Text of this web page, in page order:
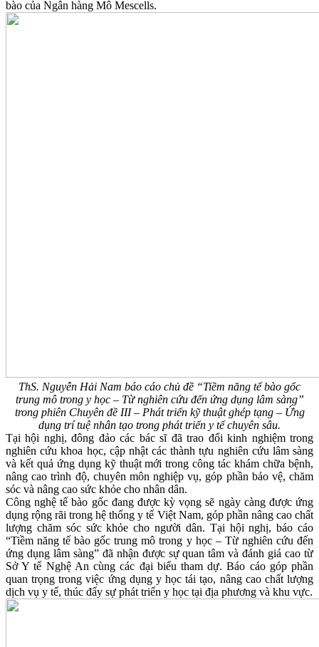
bào của Ngân hàng Mô Mescells.
ThS. Nguyễn Hải Nam báo cáo chủ đề “Tiềm năng tế bào gốc
trung mô trong y học – Từ nghiên cứu đến ứng dụng lâm sàng”
trong phiên Chuyên đề III – Phát triển kỹ thuật ghép tạng – Ứng
dụng trí tuệ nhân tạo trong phát triển y tế chuyên sâu.
Tại hội nghị, đông đảo các bác sĩ đã trao đổi kinh nghiệm trong
nghiên cứu khoa học, cập nhật các thành tựu nghiên cứu lâm sàng
và kết quả ứng dụng kỹ thuật mới trong công tác khám chữa bệnh,
nâng cao trình độ, chuyên môn nghiệp vụ, góp phần bảo vệ, chăm
sóc và nâng cao sức khỏe cho nhân dân.
Công nghệ tế bào gốc đang được kỳ vọng sẽ ngày càng được ứng
dụng rộng rãi trong hệ thống y tế Việt Nam, góp phần nâng cao chất
lượng chăm sóc sức khỏe cho người dân. Tại hội nghị, báo cáo
“Tiềm năng tế bào gốc trung mô trong y học – Từ nghiên cứu đến
ứng dụng lâm sàng” đã nhận được sự quan tâm và đánh giá cao từ
Sở Y tế Nghệ An cùng các đại biểu tham dự. Báo cáo góp phần
quan trọng trong việc ứng dụng y học tái tạo, nâng cao chất lượng
dịch vụ y tế, thúc đẩy sự phát triển y học tại địa phương và khu vực.